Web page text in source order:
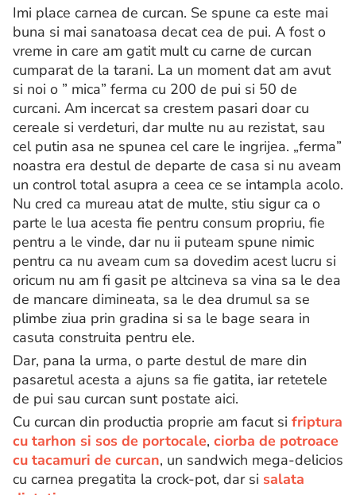
Imi place carnea de curcan. Se spune ca este mai
buna si mai sanatoasa decat cea de pui. A fost o
vreme in care am gatit mult cu carne de curcan
cumparat de la tarani. La un moment dat am avut
si noi o ” mica” ferma cu 200 de pui si 50 de
curcani. Am incercat sa crestem pasari doar cu
cereale si verdeturi, dar multe nu au rezistat, sau
cel putin asa ne spunea cel care le ingrijea. „ferma”
noastra era destul de departe de casa si nu aveam
un control total asupra a ceea ce se intampla acolo.
Nu cred ca mureau atat de multe, stiu sigur ca o
parte le lua acesta fie pentru consum propriu, fie
pentru a le vinde, dar nu ii puteam spune nimic
pentru ca nu aveam cum sa dovedim acest lucru si
oricum nu am fi gasit pe altcineva sa vina sa le dea
de mancare dimineata, sa le dea drumul sa se
plimbe ziua prin gradina si sa le bage seara in
casuta construita pentru ele.
Dar, pana la urma, o parte destul de mare din
pasaretul acesta a ajuns sa fie gatita, iar retetele
de pui sau curcan sunt postate aici.
Cu curcan din productia proprie am facut si friptura
cu tarhon si sos de portocale, ciorba de potroace
cu tacamuri de curcan, un sandwich mega-delicios
cu carnea pregatita la crock-pot, dar si salata